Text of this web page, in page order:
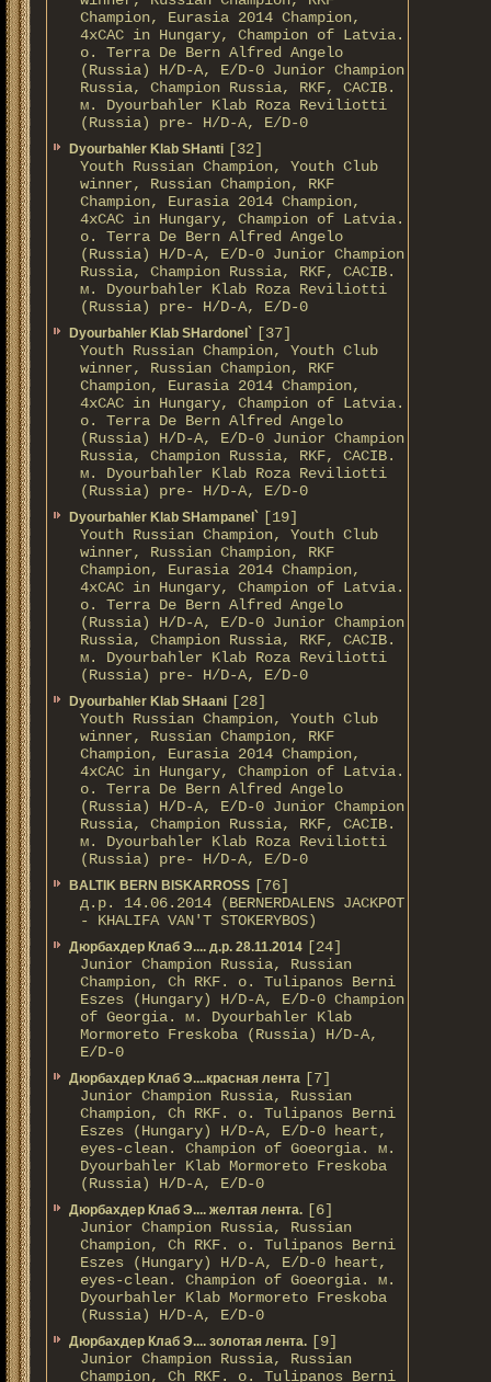
Champion, Eurasia 2014 Champion,
4xCAC in Hungary, Champion of Latvia.
о. Terra De Bern Alfred Angelo
(Russia) H/D-A, E/D-0 Junior Champion
Russia, Champion Russia, RKF, CACIB.
м. Dyourbahler Klab Roza Reviliotti
(Russia) pre- H/D-A, E/D-0
Dyourbahler Klab SHanti [32]
Youth Russian Champion, Youth Club
winner, Russian Champion, RKF
Champion, Eurasia 2014 Champion,
4xCAC in Hungary, Champion of Latvia.
о. Terra De Bern Alfred Angelo
(Russia) H/D-A, E/D-0 Junior Champion
Russia, Champion Russia, RKF, CACIB.
м. Dyourbahler Klab Roza Reviliotti
(Russia) pre- H/D-A, E/D-0
Dyourbahler Klab SHardonel` [37]
Youth Russian Champion, Youth Club
winner, Russian Champion, RKF
Champion, Eurasia 2014 Champion,
4xCAC in Hungary, Champion of Latvia.
о. Terra De Bern Alfred Angelo
(Russia) H/D-A, E/D-0 Junior Champion
Russia, Champion Russia, RKF, CACIB.
м. Dyourbahler Klab Roza Reviliotti
(Russia) pre- H/D-A, E/D-0
Dyourbahler Klab SHampanel` [19]
Youth Russian Champion, Youth Club
winner, Russian Champion, RKF
Champion, Eurasia 2014 Champion,
4xCAC in Hungary, Champion of Latvia.
о. Terra De Bern Alfred Angelo
(Russia) H/D-A, E/D-0 Junior Champion
Russia, Champion Russia, RKF, CACIB.
м. Dyourbahler Klab Roza Reviliotti
(Russia) pre- H/D-A, E/D-0
Dyourbahler Klab SHaani [28]
Youth Russian Champion, Youth Club
winner, Russian Champion, RKF
Champion, Eurasia 2014 Champion,
4xCAC in Hungary, Champion of Latvia.
о. Terra De Bern Alfred Angelo
(Russia) H/D-A, E/D-0 Junior Champion
Russia, Champion Russia, RKF, CACIB.
м. Dyourbahler Klab Roza Reviliotti
(Russia) pre- H/D-A, E/D-0
BALTIK BERN BISKARROSS [76]
д.р. 14.06.2014 (BERNERDALENS JACKPOT
- KHALIFA VAN'T STOKERYBOS)
Дюрбахдер Клаб Э.... д.р. 28.11.2014 [24]
Junior Champion Russia, Russian
Champion, Ch RKF. о. Tulipanos Berni
Eszes (Hungary) H/D-A, E/D-0 Champion
of Georgia. м. Dyourbahler Klab
Mormoreto Freskoba (Russia) H/D-A,
E/D-0
Дюрбахдер Клаб Э....красная лента [7]
Junior Champion Russia, Russian
Champion, Ch RKF. о. Tulipanos Berni
Eszes (Hungary) H/D-A, E/D-0 heart,
eyes-clean. Champion of Gоeorgia. м.
Dyourbahler Klab Mormoreto Freskoba
(Russia) H/D-А, E/D-0
Дюрбахдер Клаб Э.... желтая лента. [6]
Junior Champion Russia, Russian
Champion, Ch RKF. о. Tulipanos Berni
Eszes (Hungary) H/D-A, E/D-0 heart,
eyes-clean. Champion of Gоeorgia. м.
Dyourbahler Klab Mormoreto Freskoba
(Russia) H/D-А, E/D-0
Дюрбахдер Клаб Э.... золотая лента. [9]
Junior Champion Russia, Russian
Champion, Ch RKF. о. Tulipanos Berni